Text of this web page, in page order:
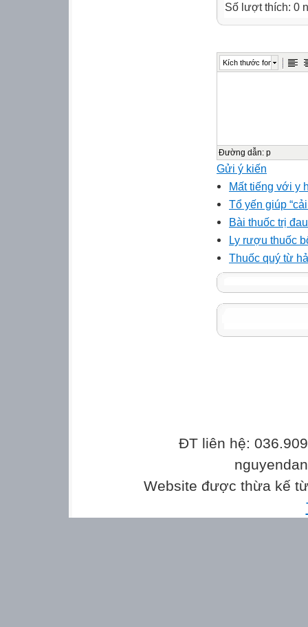
Số lượt thích: 0
Kích thước font
Đường dẫn: p
Gửi ý kiến
Mất tiếng với y
Tổ yến giúp
Bài thuốc trị
Ly rượu thuốc
Thuốc quý từ
ĐT liên hệ:
Website được thừa kế